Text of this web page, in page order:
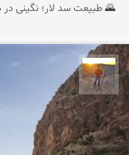
🌄 طبیعت سد لار؛ نگینی در
مهدی مخلصیان